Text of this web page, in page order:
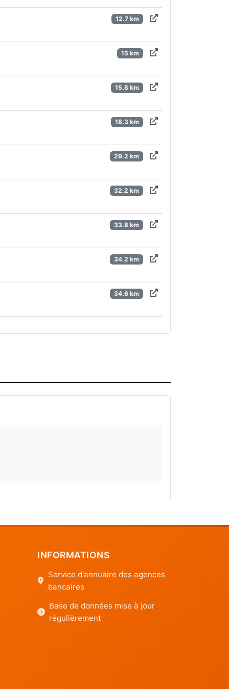
12.7 km
15 km
15.8 km
18.3 km
29.2 km
32.2 km
33.8 km
34.2 km
34.6 km
INFORMATIONS
Service d'annuaire des agences
bancaires
Base de données mise à jour
régulièrement